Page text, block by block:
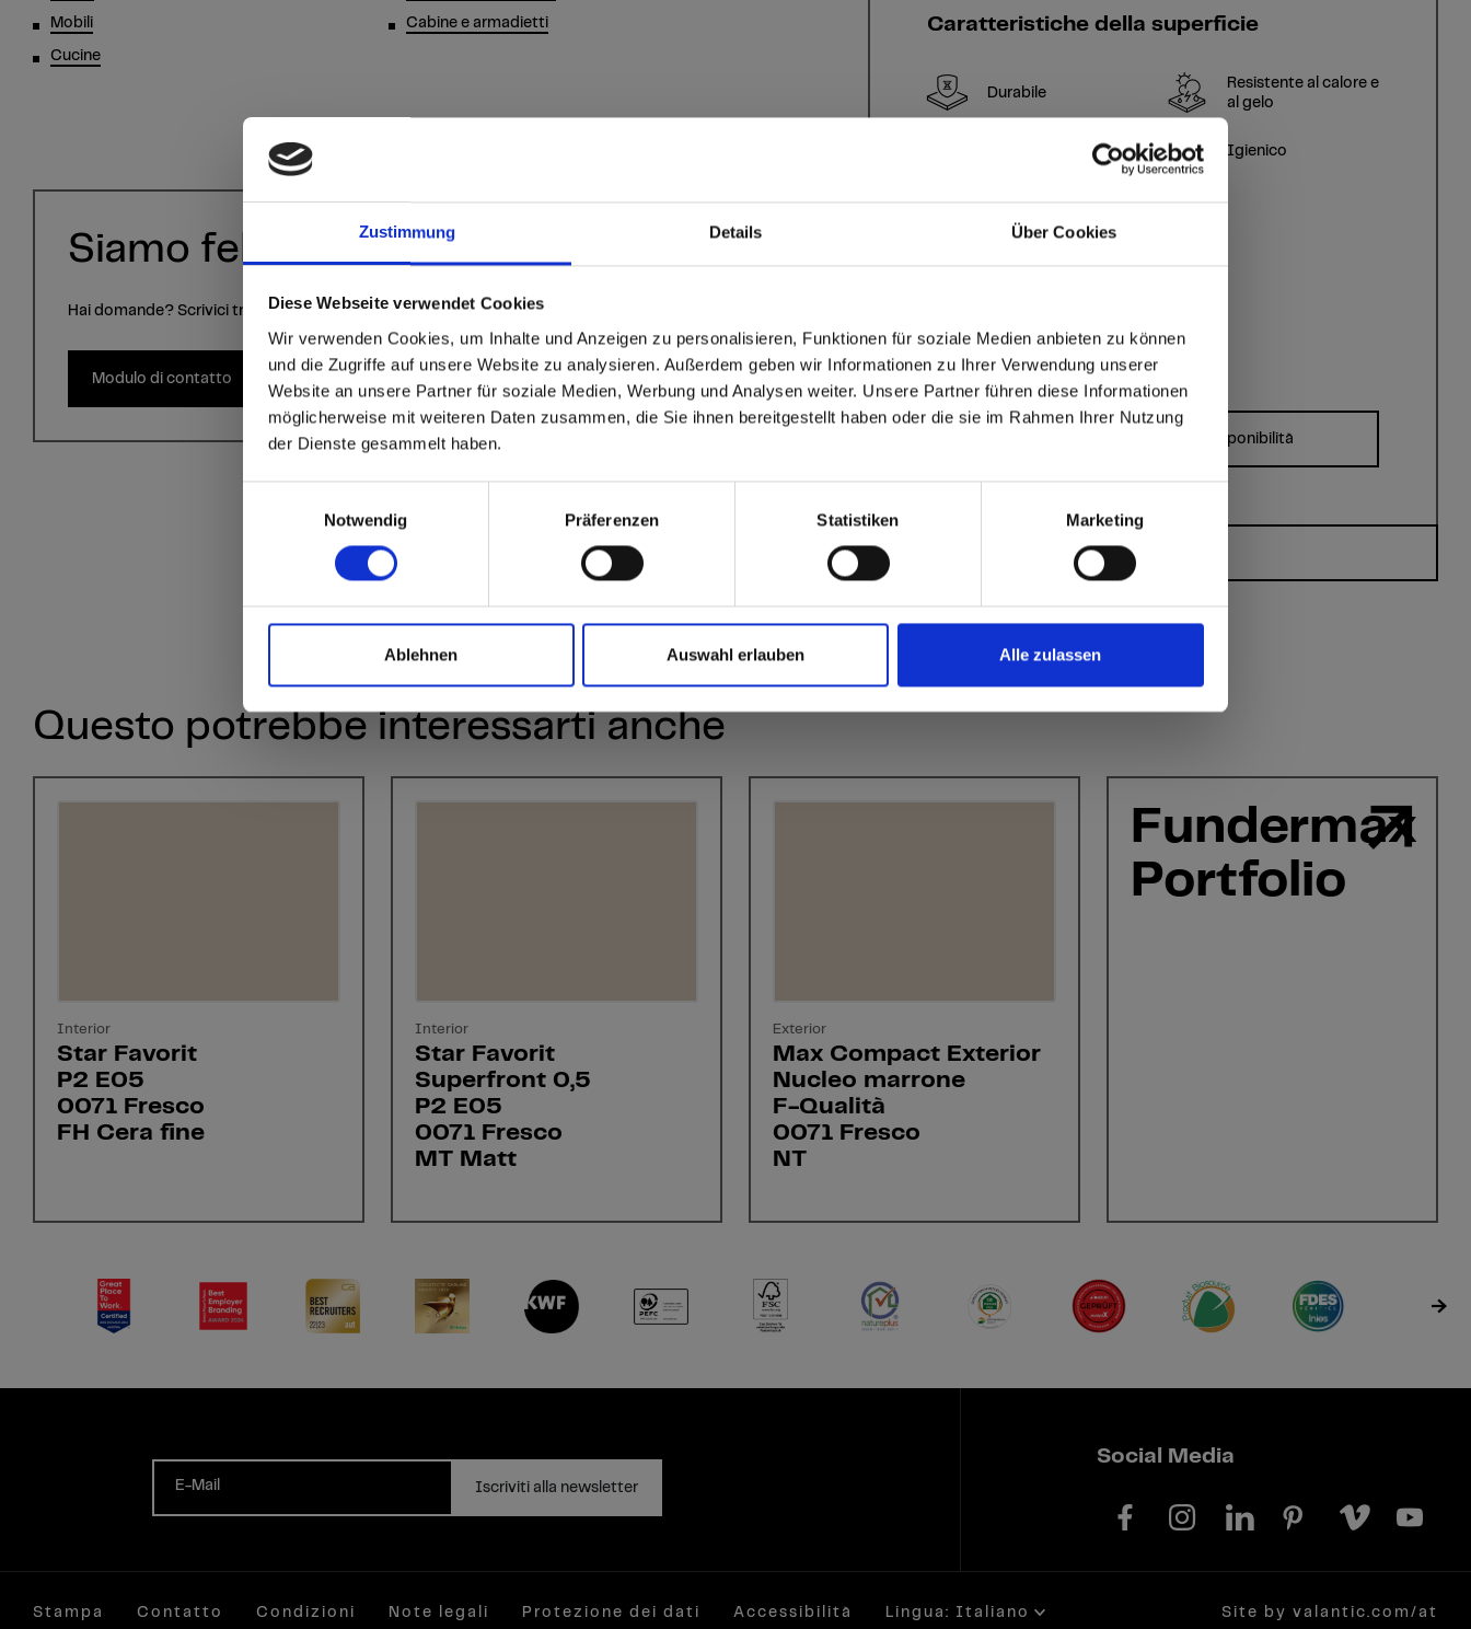
Zustimmung Details Über Cookies
Diese Webseite verwendet Cookies
Wir verwenden Cookies, um Inhalte und Anzeigen zu personalisieren, Funktionen für soziale Medien anbieten zu können
und die Zugriffe auf unsere Website zu analysieren. Außerdem geben wir Informationen zu Ihrer Verwendung unserer
Website an unsere Partner für soziale Medien, Werbung und Analysen weiter. Unsere Partner führen diese Informationen
möglicherweise mit weiteren Daten zusammen, die Sie ihnen bereitgestellt haben oder die sie im Rahmen Ihrer Nutzung
der Dienste gesammelt haben.
Notwendig
Präferenzen Statistiken Marketing
Ablehnen Auswahl erlauben Alle zulassen
Are you based in the Stati Uniti?
Go to the Fundermax North America website directly from here or discover what Fundermax offers in Europe
and the rest of the world!
Mobili
Cucine
Cabine e armadietti
Siamo felici di aiutarvi!
Hai domande? Scrivici tramite il modulo di contatto.
Modulo di contatto
Caratteristiche della superficie
Durabile
Resistente al calore e
al gelo
permanentemente
Igienico
schegge, facile da
Dimensioni, spessori e disponibilità
Avete domande?
Questo potrebbe interessarti anche
Interior
Star Favorit
P2 E05
0071 Fresco
FH Cera fine
Interior
Star Favorit
Superfront 0,5
P2 E05
0071 Fresco
MT Matt
Exterior
Max Compact Exterior
Nucleo marrone
F-Qualità
0071 Fresco
NT
Fundermax
Portfolio
E-Mail Iscriviti alla newsletter
Social Media
Stampa Contatto Condizioni Note legali Protezione dei dati Accessibilità Lingua: Italiano Site by valantic.com/at